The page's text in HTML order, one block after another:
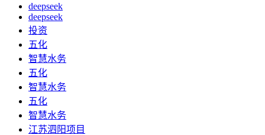
deepseek
deepseek
投资
五化
智慧水务
五化
智慧水务
五化
智慧水务
江苏泗阳项目